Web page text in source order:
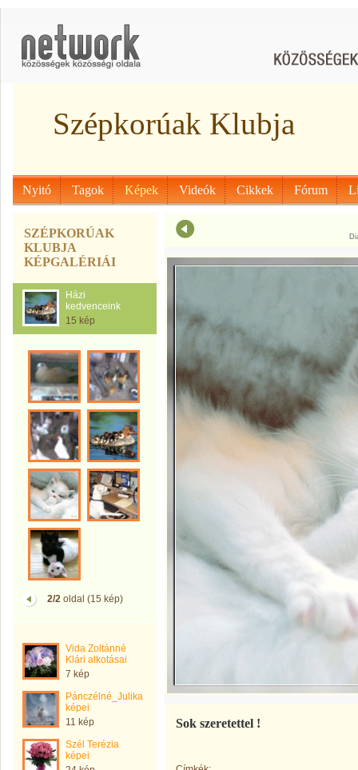
Szépkorúak Klubja
Nyitó Tagok Képek Videók Cikkek Fórum
SZÉPKORÚAK
KLUBJA
KÉPGALÉRIÁI
Házi
kedvenceink
15 kép
2/2oldal (15 kép)
Vida Zoltánné
Klári alkotásai
7 kép
Pánczélné_Julika
képei
11 kép
Szél Terézia
képei
Sok szeretettel !